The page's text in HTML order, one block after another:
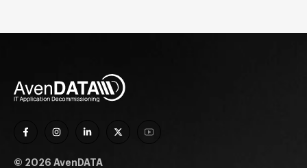
© 2026 AvenDATA